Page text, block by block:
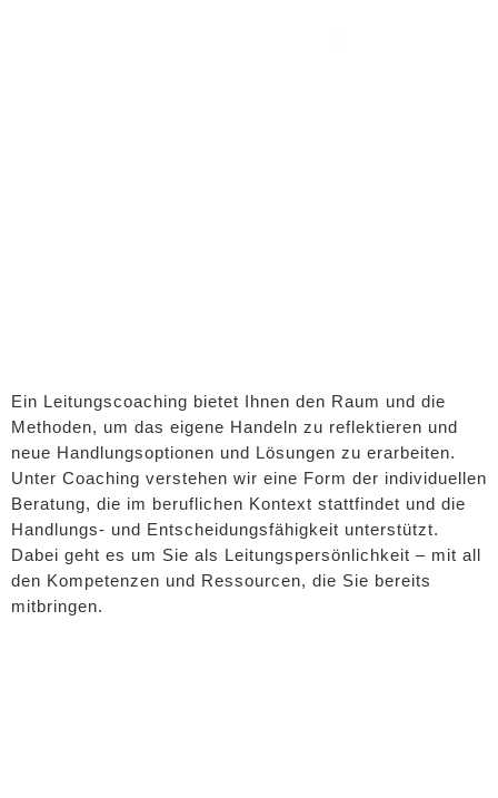
Ein Leitungscoaching bietet Ihnen den Raum und die
Methoden, um das eigene Handeln zu reflektieren und
neue Handlungsoptionen und Lösungen zu erarbeiten.
Unter Coaching verstehen wir eine Form der individuellen
Beratung, die im beruflichen Kontext stattfindet und die
Handlungs- und Entscheidungsfähigkeit unterstützt.
Dabei geht es um Sie als Leitungspersönlichkeit – mit all
den Kompetenzen und Ressourcen, die Sie bereits
mitbringen.